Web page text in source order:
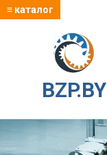
≡ каталог
BZP.BY